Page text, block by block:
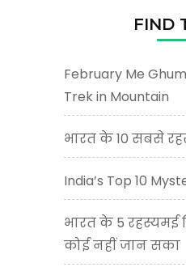
FIND
February Me
Trek in Mountain
भारत के 10 सबसे
India’s Top 10
भारत के 5 रहस्यमई
कोई नहीं जान सका